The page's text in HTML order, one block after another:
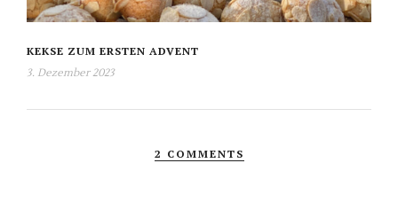
KEKSE ZUM ERSTEN ADVENT
3. Dezember 2023
2 COMMENTS